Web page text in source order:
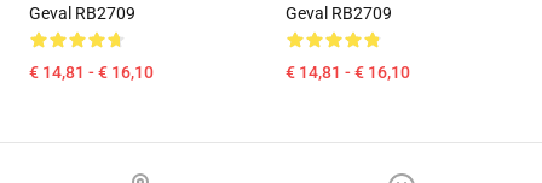
Geval RB2709
€ 14,81 - € 16,10
Geval RB2709
€ 14,81 - € 16,10